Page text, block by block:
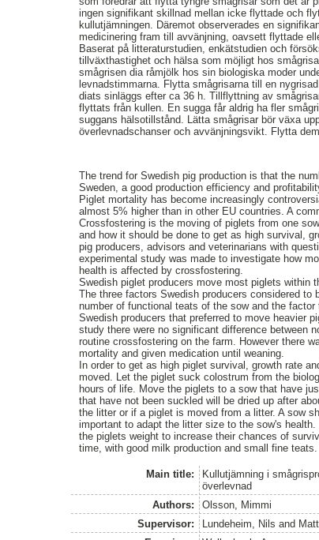
ingen signifikant skillnad mellan icke flyttade och
kullutjämningen. Däremot observerades en
medicinering fram till avvänjning, oavsett flyttade
Baserat på litteraturstudien, enkätstudien och
tillväxthastighet och hälsa som möjligt hos
smågrisen dia råmjölk hos sin biologiska moder
levnadstimmarna. Flytta smågrisarna till en
diats sinläggs efter ca 36 h. Tillflyttning av
flyttats från kullen. En sugga får aldrig ha fler
suggans hälsotillstånd. Lätta smågrisar bör växa
överlevnadschanser och avvänjningsvikt. Flytta
The trend for Swedish pig production is that the
Sweden, a good production efficiency and
Piglet mortality has become increasingly
almost 5% higher than in other EU countries. A
Crossfostering is the moving of piglets from one
and how it should be done to get as high survival,
pig producers, advisors and veterinarians with
experimental study was made to investigate how
health is affected by crossfostering.
Swedish piglet producers move most piglets within
The three factors Swedish producers considered
number of functional teats of the sow and the
Swedish producers that preferred to move heavier
study there were no significant difference between
routine crossfostering on the farm. However there
mortality and given medication until weaning.
In order to get as high piglet survival, growth rate
moved. Let the piglet suck colostrum from the
hours of life. Move the piglets to a sow that have
that have not been suckled will be dried up after
the litter or if a piglet is moved from a litter. A sow
important to adapt the litter size to the sow's
the piglets weight to increase their chances of
time, with good milk production and small fine teats.
Main title:
Kullutjämning i
överlevnad
Authors:
Olsson, Mimmi
Supervisor:
Lundeheim, Nils and